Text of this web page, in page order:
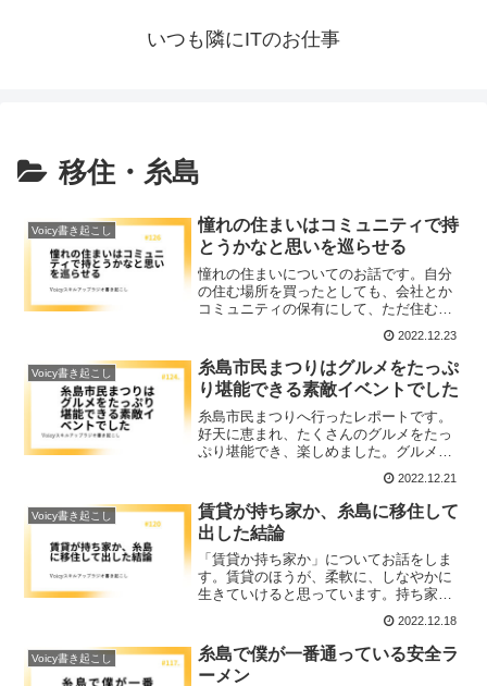
いつも隣にITのお仕事
移住・糸島
Voicy書き起こし
憧れの住まいはコミュニティで持
とうかなと思いを巡らせる
憧れの住まいについてのお話です。自分
の住む場所を買ったとしても、会社とか
コミュニティの保有にして、ただ住むだ
るような仕組みにしたいかな～なんてい
うアイデアもあったりします。
2022.12.23
Voicy書き起こし
糸島市民まつりはグルメをたっぷ
り堪能できる素敵イベントでした
糸島市民まつりへ行ったレポートです。
好天に恵まれ、たくさんのグルメをたっ
ぷり堪能でき、楽しめました。グルメの
機会があれば是非楽しみたいと思いまし
た。
2022.12.21
Voicy書き起こし
賃貸が持ち家か、糸島に移住して
出した結論
「賃貸か持ち家か」についてお話をしま
す。賃貸のほうが、柔軟に、しなやかに
生きていけると思っています。持ち家の
ために、変化する生活条件に合わせて移
り住むとか移動するという選択肢を選べ
ないと、けっこう辛いというのがその理
由です。
2022.12.18
Voicy書き起こし
糸島で僕が一番通っている安全ラ
ーメン